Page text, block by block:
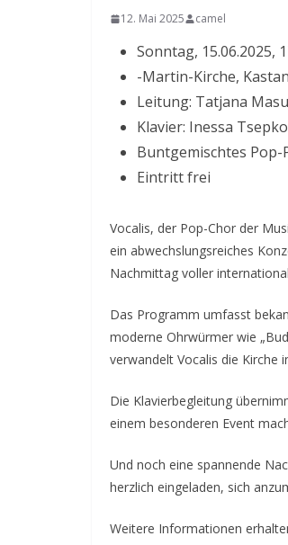
12. Mai 2025 camel
Sonntag, 15.06.2025,
-Martin-Kirche,
Leitung: Tatjana
Klavier: Inessa
Buntgemischtes
Eintritt frei
Vocalis, der Pop-Chor der
ein abwechslungsreiches
Nachmittag voller
Das Programm umfasst
moderne Ohrwürmer wie
verwandelt Vocalis die Kirche
Die Klavierbegleitung
einem besonderen Event
Und noch eine spannende
herzlich eingeladen, sich
Weitere Informationen